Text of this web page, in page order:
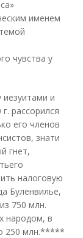
именем
чувства у
и
рассорился
его членов
знати
гнет,
налоговую
Буленвилье,
750 млн.
народом, в
250 млн.*****